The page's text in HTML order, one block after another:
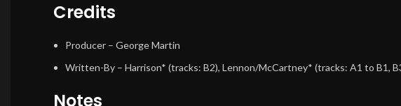
Credits
Producer – George Martin
Written-By – Harrison* (tracks: B2), Lennon/McCartney* (tracks: A1 to B1,
Notes